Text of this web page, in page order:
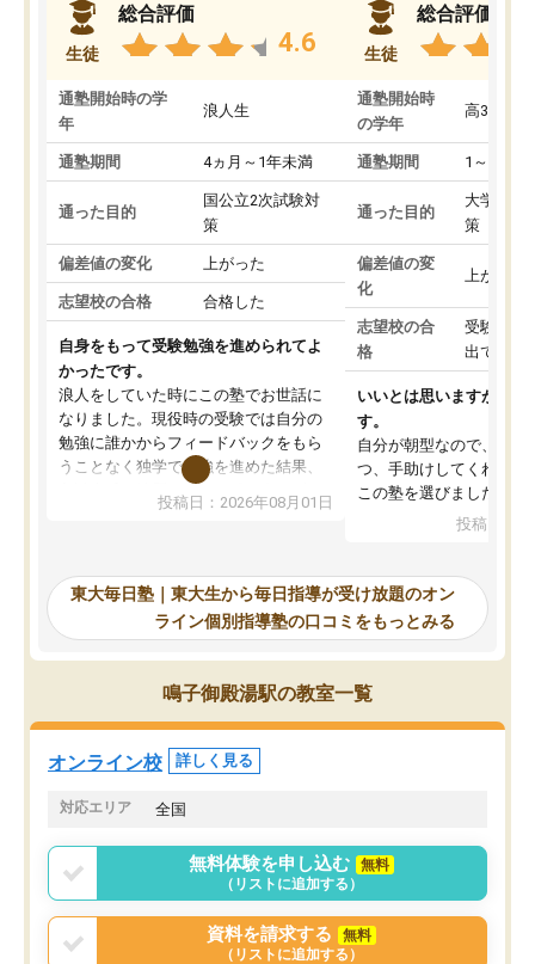
生徒
総合評価
4.6
通塾開始時の学
年
浪人生
通塾期間 4ヵ月～1年未満
通った目的
国公立2次試験対
策
偏差値の変化 上がった
志望校の合格 合格した
自身をもって受験勉強を進められてよ
かったです。
浪人をしていた時にこの塾でお世話に
なりました。現役時の受験では自分の
勉強に誰かからフィードバックをもら
うことなく独学で勉強を進めた結果、
入試本番に地歴の学習が間に合わず不
合格となってしまいました。その経験
東大毎日塾にたどり着きました。学習
の長期計画や日々の勉強のやり方につ
いて客観的なアドバイスをいただけた
ので、自信をもって受験勉強を進める
ことができました。自分のように勉強
のやり方や進捗管理で苦労している方
には特におすすめしたい塾です。
投稿日：2026年08月01日
生徒
総合評価
通塾開始時
の学年
高3
通塾期間 1～3ヵ月
通った目的
大学入学
策
偏差値の変
化
上がった
志望校の合
格
受験して
出ていな
いいとは思いますが、料
す。
自分が朝型なので、自習
つ、手助けしてくれる設
この塾を選びました。
投稿日：
東大毎日塾｜東大生から毎日指導が受け放題のオン
ライン個別指導塾の口コミをもっとみる
鳴子御殿湯駅の教室一覧
オンライン校 詳しく見る
対応エリア 全国
無料体験を申し込む
無料
（リストに追加する）
資料を請求する
無料
（リストに追加する）